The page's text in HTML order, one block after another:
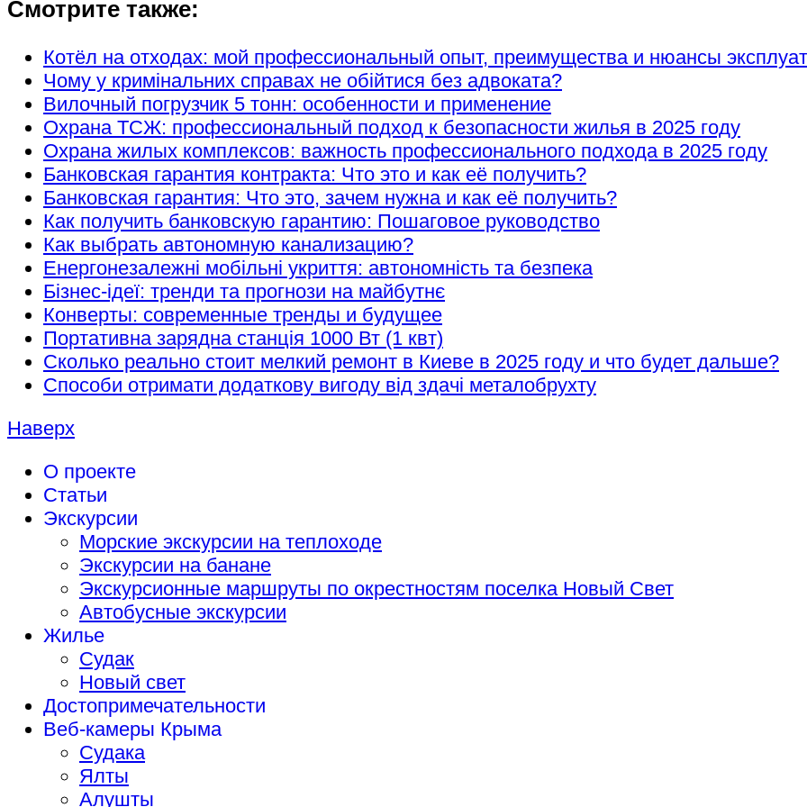
Смотрите также:
Котёл на отходах: мой профессиональный опыт, преимущества и нюансы
Чому у кримінальних справах не обійтися без адвоката?
Вилочный погрузчик 5 тонн: особенности и применение
Охрана ТСЖ: профессиональный подход к безопасности жилья в 2025 году
Охрана жилых комплексов: важность профессионального подхода в 2025 году
Банковская гарантия контракта: Что это и как её получить?
Банковская гарантия: Что это, зачем нужна и как её получить?
Как получить банковскую гарантию: Пошаговое руководство
Как выбрать автономную канализацию?
Енергонезалежні мобільні укриття: автономність та безпека
Бізнес-ідеї: тренди та прогнози на майбутнє
Конверты: современные тренды и будущее
Портативна зарядна станція 1000 Вт (1 квт)
Сколько реально стоит мелкий ремонт в Киеве в 2025 году и что будет дальше?
Способи отримати додаткову вигоду від здачі металобрухту
Наверх
О проекте
Статьи
Экскурсии
Морские экскурсии на теплоходе
Экскурсии на банане
Экскурсионные маршруты по окрестностям поселка Новый Свет
Автобусные экскурсии
Жилье
Судак
Новый свет
Достопримечательности
Веб-камеры Крыма
Судака
Ялты
Алушты